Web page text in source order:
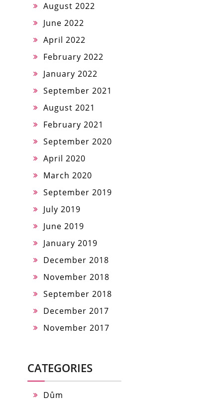
August 2022
June 2022
April 2022
February 2022
January 2022
September 2021
August 2021
February 2021
September 2020
April 2020
March 2020
September 2019
July 2019
June 2019
January 2019
December 2018
November 2018
September 2018
December 2017
November 2017
CATEGORIES
Dům